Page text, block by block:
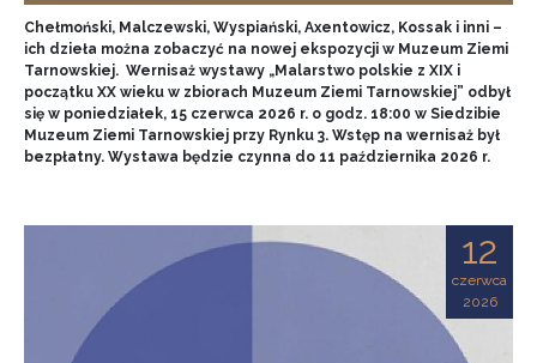
Chełmoński, Malczewski, Wyspiański, Axentowicz, Kossak i inni –
ich dzieła można zobaczyć na nowej ekspozycji w Muzeum Ziemi
Tarnowskiej. Wernisaż wystawy „Malarstwo polskie z XIX i
początku XX wieku w zbiorach Muzeum Ziemi Tarnowskiej” odbył
się w poniedziałek, 15 czerwca 2026 r. o godz. 18:00 w Siedzibie
Muzeum Ziemi Tarnowskiej przy Rynku 3. Wstęp na wernisaż był
bezpłatny. Wystawa będzie czynna do 11 października 2026 r.
12
czerwca
2026